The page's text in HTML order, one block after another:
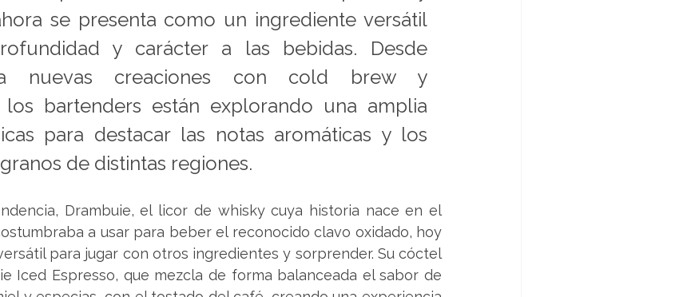
se presenta como un ingrediente versátil
y carácter a las bebidas. Desde
nuevas creaciones con cold brew y
los bartenders están explorando una amplia
para destacar las notas aromáticas y los
de distintas regiones.
Drambuie, el licor de whisky cuya historia nace en el
a usar para beber el reconocido clavo oxidado, hoy
para jugar con otros ingredientes y sorprender. Su cóctel
Iced Espresso, que mezcla de forma balanceada el sabor de